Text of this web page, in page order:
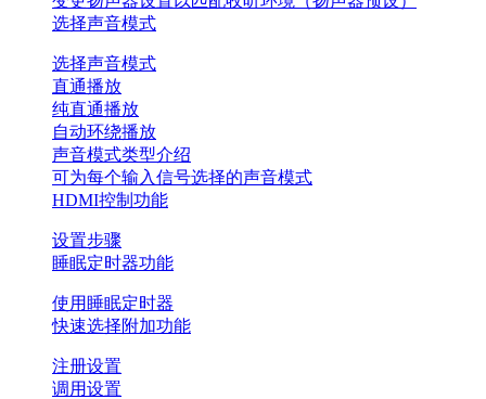
选择声音模式
选择声音模式
直通播放
纯直通播放
自动环绕播放
声音模式类型介绍
可为每个输入信号选择的声音模式
HDMI控制功能
设置步骤
睡眠定时器功能
使用睡眠定时器
快速选择附加功能
注册设置
调用设置